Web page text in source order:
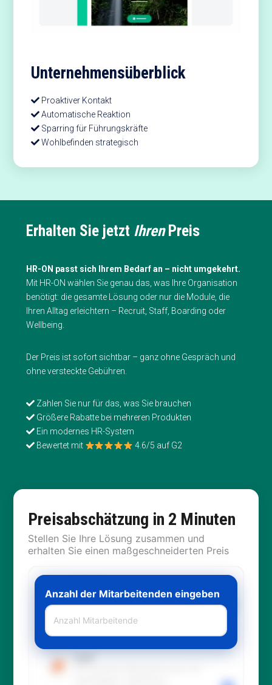
Unternehmensüberblick
Proaktiver Kontakt
Automatische Reaktion
Sparring für Führungskräfte
Wohlbefinden strategisch
Erhalten Sie jetzt IhrenPreis
HR-ON passt sich Ihrem Bedarf an – nicht umgekehrt.
Mit HR-ON wählen Sie genau das, was Ihre Organisation
benötigt: die gesamte Lösung oder nur die Module, die
Ihren Alltag erleichtern – Recruit, Staff, Boarding oder
Wellbeing.
Der Preis ist sofort sichtbar – ganz ohne Gespräch und
ohne versteckte Gebühren.
Zahlen Sie nur für das, was Sie brauchen
Größere Rabatte bei mehreren Produkten
Ein modernes HR-System
Bewertet mit
4.6/5 auf G2
Preisabschätzung in 2 Minuten
Stellen Sie Ihre Lösung zusammen und
erhalten Sie einen maßgeschneiderten Preis
Alles für die Rekrutierung von der
Gewinnung bis zur Einstellung:
Karriereseite, Screening,
Anzahl der Mitarbeitenden eingeben